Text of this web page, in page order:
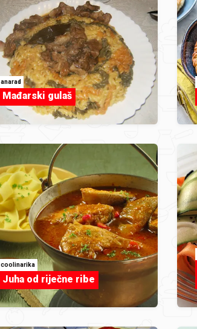
anarad
Mađarski gulaš
coolinarika
Juha od riječne ribe